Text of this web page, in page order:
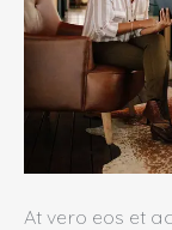
At vero eos et